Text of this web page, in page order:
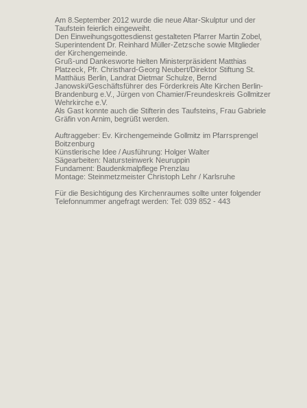
Am 8.September 2012 wurde die neue Altar-Skulptur und der
Taufstein feierlich eingeweiht.
Den Einweihungsgottesdienst gestalteten Pfarrer Martin Zobel,
Superintendent Dr. Reinhard Müller-Zetzsche sowie Mitglieder
der Kirchengemeinde.
Gruß-und Dankesworte hielten Ministerpräsident Matthias
Platzeck, Pfr. Christhard-Georg Neubert/Direktor Stiftung St.
Matthäus Berlin, Landrat Dietmar Schulze, Bernd
Janowski/Geschäftsführer des Förderkreis Alte Kirchen Berlin-
Brandenburg e.V., Jürgen von Chamier/Freundeskreis Gollmitzer
Wehrkirche e.V.
Als Gast konnte auch die Stifterin des Taufsteins, Frau Gabriele
Gräfin von Arnim, begrüßt werden.
Auftraggeber: Ev. Kirchengemeinde Gollmitz im Pfarrsprengel
Boitzenburg
Künstlerische Idee / Ausführung: Holger Walter
Sägearbeiten: Natursteinwerk Neuruppin
Fundament: Baudenkmalpflege Prenzlau
Montage: Steinmetzmeister Christoph Lehr / Karlsruhe
Für die Besichtigung des Kirchenraumes sollte unter folgender
Telefonnummer angefragt werden: Tel: 039 852 - 443